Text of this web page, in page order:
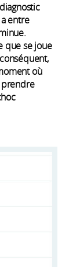
entre
que se joue
où
prendre